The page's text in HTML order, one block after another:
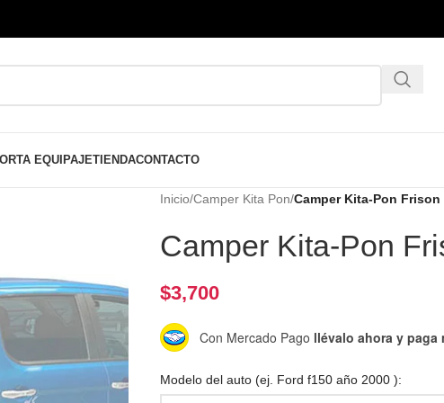
EQUIPAJETIENDACONTACTO
Inicio/Camper Kita Pon/Camper Kita-Pon Frison
Camper Kita-Pon
$3,700
Con Mercado Pago llévalo ahora y paga
Modelo del auto (ej. Ford f150 año 2000 ):